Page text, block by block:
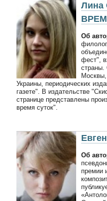
Лина
Об
фест",
страны.
Москвы,
Украины, периодических
газете". В издательстве
странице представлены
время суток".
Об
премии